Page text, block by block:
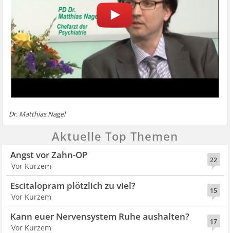
Dr. Matthias Nagel
Aktuelle Top Themen
22
Angst vor Zahn-OP
Vor Kurzem
15
Escitalopram plötzlich zu viel?
Vor Kurzem
17
Kann euer Nervensystem Ruhe aushalten?
Vor Kurzem